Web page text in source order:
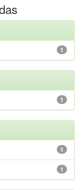
1
1
1
1